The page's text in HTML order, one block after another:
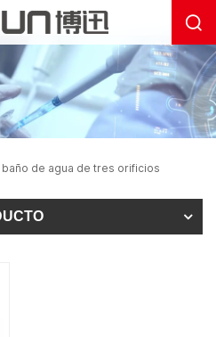
de agua de tres orificios